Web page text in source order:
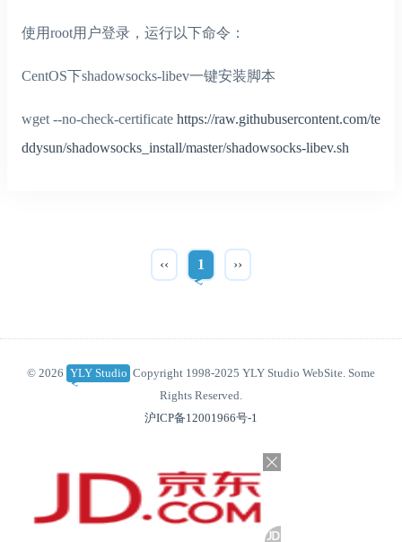
使用root用户登录，运行以下命令：
CentOS下shadowsocks-libev一键安装脚本
wget --no-check-certificate https://raw.githubusercontent.com/te
ddysun/shadowsocks_install/master/shadowsocks-libev.sh
‹‹ 1 ››
© 2026 YLY Studio Copyright 1998-2025 YLY Studio WebSite. Some
Rights Reserved.
沪ICP备12001966号-1